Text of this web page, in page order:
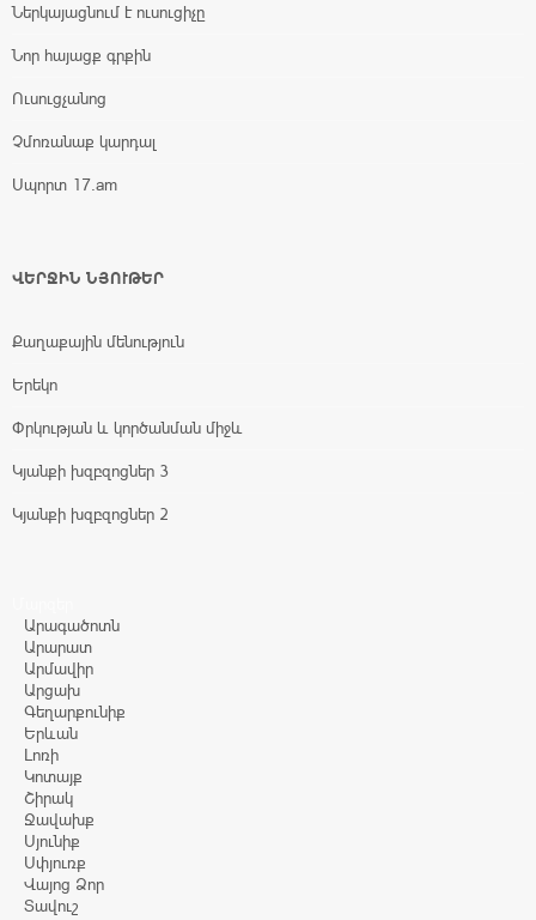
Ներկայացնում է ուսուցիչը
Նոր հայացք գրքին
Ուսուցչանոց
Չմոռանաք կարդալ
Սպորտ 17.am
ՎԵՐՋԻՆ ՆՅՈՒԹԵՐ
Քաղաքային մենություն
Երեկո
Փրկության և կործանման միջև
Կյանքի խզբզոցներ 3
Կյանքի խզբզոցներ 2
Արագածոտն
Արարատ
Արմավիր
Արցախ
Գեղարքունիք
Երևան
Լոռի
Կոտայք
Շիրակ
Ջավախք
Սյունիք
Սփյուռք
Վայոց Ձոր
Տավուշ